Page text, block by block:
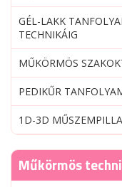
GÉL-LAKK
TECHNIKÁIG
MŰKÖRMÖS
PEDIKŰR
1D-3D
Műkörmös